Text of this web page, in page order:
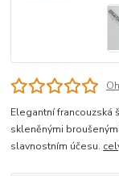
Elegantní francouzská
skleněnými
slavnostním účesu.